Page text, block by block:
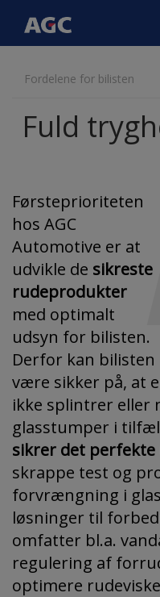
Fordelene for bilisten
Fuld
Førsteprioriteten
hos AGC
Automotive er at
udvikle de sikreste
rudeprodukter
med optimalt
udsyn for bilisten.
Derfor kan bilisten
være sikker på, at
ikke splintrer eller
glasstumper i
sikrer det perfekte
skrappe test og
forvrængning i
løsninger til
omfatter bl.a.
regulering af
optimere